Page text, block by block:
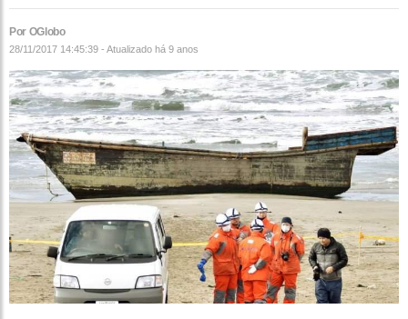
Por OGlobo
28/11/2017 14:45:39 - Atualizado há 9 anos